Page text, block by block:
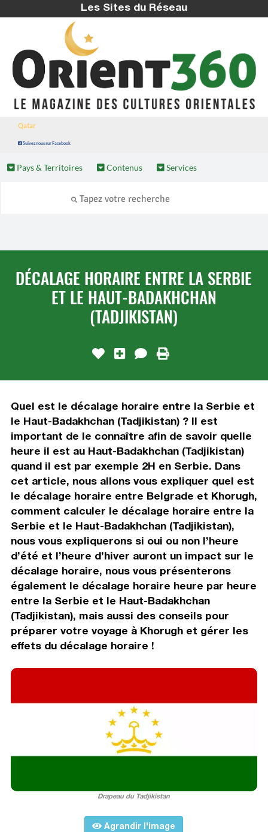
Les Sites du Réseau
Qatar
Suivez nous sur Facebook
Pays & Territoires Contenus Services
DÉCALAGE HORAIRE ENTRE LA SERBIE
ET LE HAUT-BADAKHCHAN
(TADJIKISTAN)
Quel est le décalage horaire entre la Serbie et
le Haut-Badakhchan (Tadjikistan) ? Il est
important de le connaître afin de savoir quelle
heure il est au Haut-Badakhchan (Tadjikistan)
quand il est par exemple 2H en Serbie. Dans
cet article, nous allons vous expliquer quel est
le décalage horaire entre Belgrade et Khorugh,
comment calculer le décalage horaire entre la
Serbie et le Haut-Badakhchan (Tadjikistan),
nous vous expliquerons si oui ou non l’heure
d’été et l’heure d’hiver auront un impact sur le
décalage horaire, nous vous présenterons
également le décalage horaire heure par heure
entre la Serbie et le Haut-Badakhchan
(Tadjikistan), mais aussi des conseils pour
préparer votre voyage à Khorugh et gérer les
effets du décalage horaire !
Drapeau du Tadjikistan
Agrandir l'image